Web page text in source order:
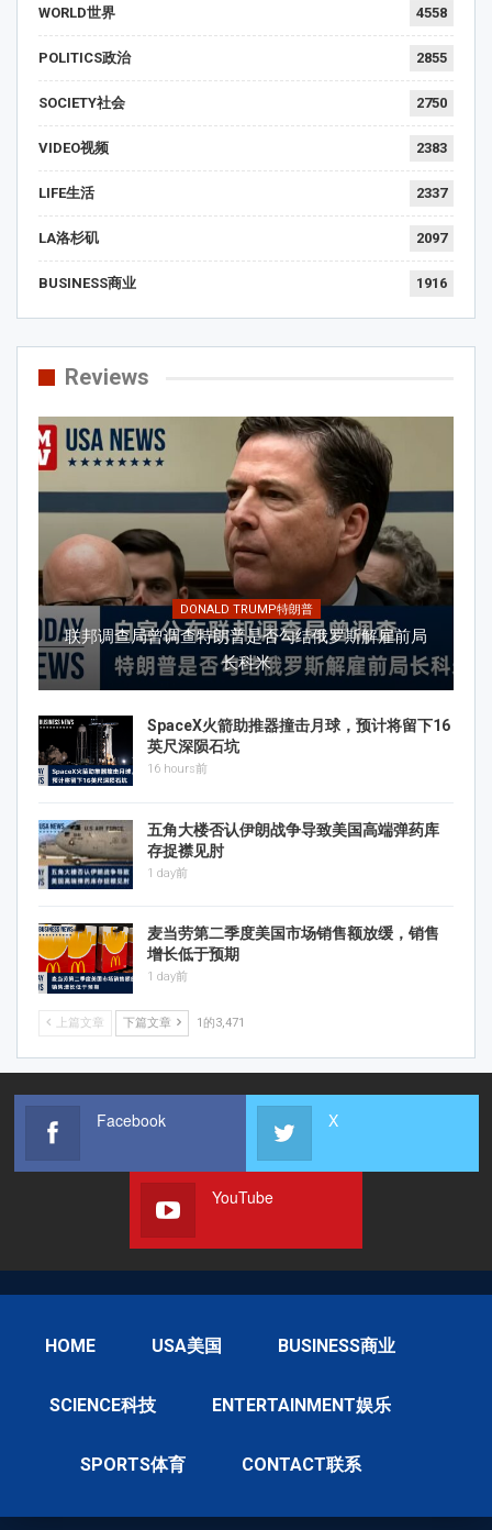
WORLD世界 4558
POLITICS政治 2855
SOCIETY社会 2750
VIDEO视频 2383
LIFE生活 2337
LA洛杉矶 2097
BUSINESS商业 1916
Reviews
DONALD TRUMP特朗普
联邦调查局曾调查特朗普是否勾结俄罗斯解雇前局
长科米
SpaceX火箭助推器撞击月球，预计将留下16
英尺深陨石坑
16 hours前
五角大楼否认伊朗战争导致美国高端弹药库
存捉襟见肘
1 day前
麦当劳第二季度美国市场销售额放缓，销售
增长低于预期
1 day前
上篇文章 下篇文章 1的3,471
Facebook X
YouTube
HOME USA美国 BUSINESS商业
SCIENCE科技 ENTERTAINMENT娱乐
SPORTS体育 CONTACT联系